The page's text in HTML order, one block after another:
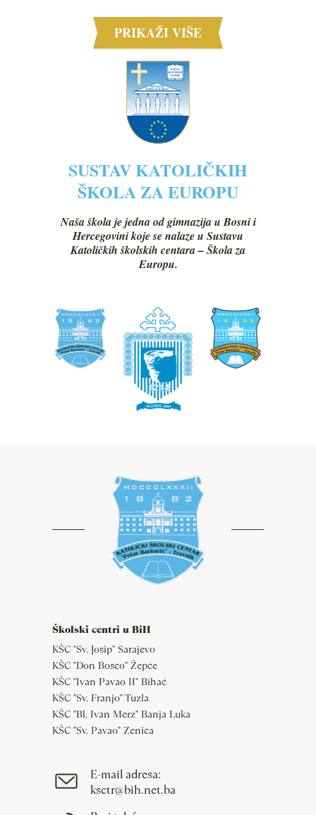
PRIKAŽI VIŠE
SUSTAV KATOLIČKIH
ŠKOLA ZA EUROPU
Naša škola je jedna od gimnazija u Bosni i
Hercegovini koje se nalaze u Sustavu
Katoličkih školskih centara – Škola za
Europu.
Školski centri u BiH
KŠC "Sv. Josip" Sarajevo
KŠC "Don Bosco" Žepče
KŠC "Ivan Pavao II" Bihać
KŠC "Sv. Franjo" Tuzla
KŠC "Bl. Ivan Merz" Banja Luka
KŠC "Sv. Pavao" Zenica
E-mail adresa:
ksctr@bih.net.ba